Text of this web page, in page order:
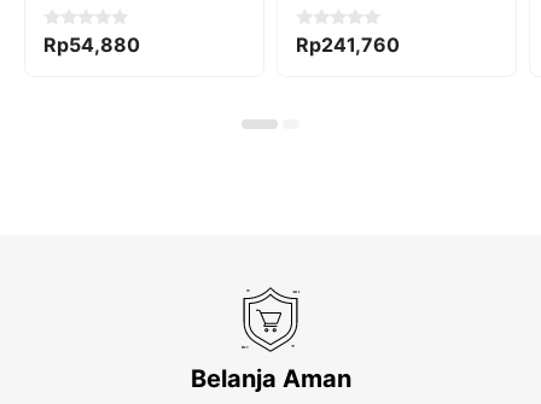
0
o
Rp54,880
0
o
Rp241,760
Belanja Aman